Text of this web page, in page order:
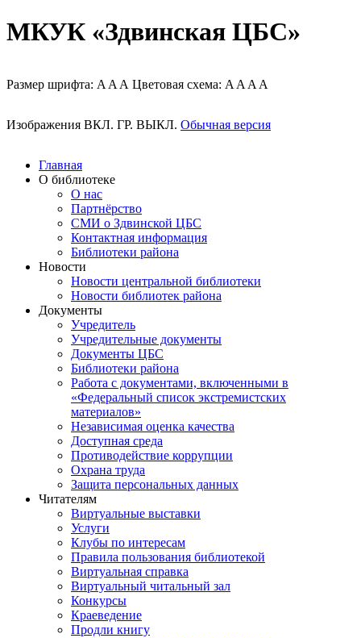
МКУК «Здвинская ЦБС»
Размер шрифта: A A A Цветовая схема: A A A A
Изображения ВКЛ. ГР. ВЫКЛ. Обычная версия
Главная
О библиотеке
О нас
Партнёрство
СМИ о Здвинской ЦБС
Контактная информация
Библиотеки района
Новости
Новости центральной библиотеки
Новости библиотек района
Документы
Учредитель
Учредительные документы
Документы ЦБС
Библиотеки района
Работа с документами, включенными в
«Федеральный список экстремистских
материалов»
Независимая оценка качества
Доступная среда
Противодействие коррупции
Охрана труда
Защита персональных данных
Читателям
Виртуальные выставки
Услуги
Клубы по интересам
Правила пользования библиотекой
Виртуальная справка
Виртуальный читальный зал
Конкурсы
Краеведение
Продли книгу